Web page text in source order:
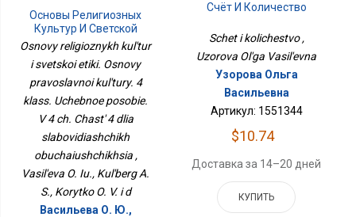
Основы Религиозных
Культур И Светской
Этики. Основы
Православной
Культуры. 4 Класс.
Учебное Пособие. В 4 Ч.
Часть 4 Для
Слабовидящих
Обучающихся
Osnovy religioznykh kul'tur
i svetskoi etiki. Osnovy
pravoslavnoi kul'tury. 4
klass. Uchebnoe posobie.
V 4 ch. Chast' 4 dlia
slabovidiashchikh
obuchaiushchikhsia ,
Vasil'eva O. Iu., Kul'berg A.
S., Korytko O. V. i d
Васильева О. Ю.,
Счёт И Количество
Schet i kolichestvo ,
Uzorova Ol'ga Vasil'evna
Узорова Ольга
Васильевна
Артикул: 1551344
$10.74
Доставка за 14–20 дней
КУПИТЬ